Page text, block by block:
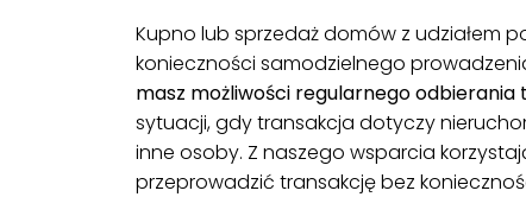
Kupno lub sprzedaż domów z udziałem
konieczności samodzielnego
masz możliwości regularnego odbierania
sytuacji, gdy transakcja dotyczy
inne osoby. Z naszego wsparcia
przeprowadzić transakcję bez